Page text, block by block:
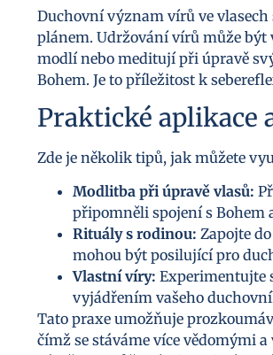
Duchovní význam vírů ve vlasech
plánem. Udržování vírů může
modlí nebo meditují při úpravě
Bohem. Je to příležitost k
Praktické aplikace
Zde je několik tipů, jak můžete
Modlitba při úpravě vlasů:
připomněli spojení s Bohem
Rituály s rodinou: Zapojte
mohou být posilující pro
Vlastní víry: Experimentujte
vyjádřením vašeho
Tato praxe umožňuje
čímž se stáváme více vědomými